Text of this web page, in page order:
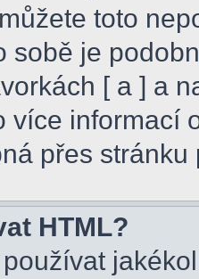
toto
sobě je
[ a ] a
více informací
přes stránku
HTML?